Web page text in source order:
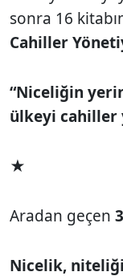
sonra 16
Cahiller
“Niceliğin
ülkeyi cahiller
★
Aradan geçen
Nicelik,